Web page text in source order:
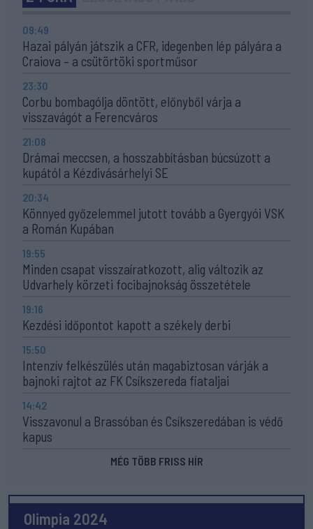
09:49
Hazai pályán játszik a CFR, idegenben lép pályára a
Craiova – a csütörtöki sportműsor
23:30
Corbu bombagólja döntött, előnyből várja a
visszavágót a Ferencváros
21:08
Drámai meccsen, a hosszabbításban búcsúzott a
kupától a Kézdivásárhelyi SE
20:34
Könnyed győzelemmel jutott tovább a Gyergyói VSK
a Román Kupában
19:55
Minden csapat visszaíratkozott, alig változik az
Udvarhely körzeti focibajnokság összetétele
19:16
Kezdési időpontot kapott a székely derbi
15:50
Intenzív felkészülés után magabiztosan várják a
bajnoki rajtot az FK Csíkszereda fiataljai
14:42
Visszavonul a Brassóban és Csíkszeredában is védő
kapus
MÉG TÖBB FRISS HÍR
Olimpia 2024